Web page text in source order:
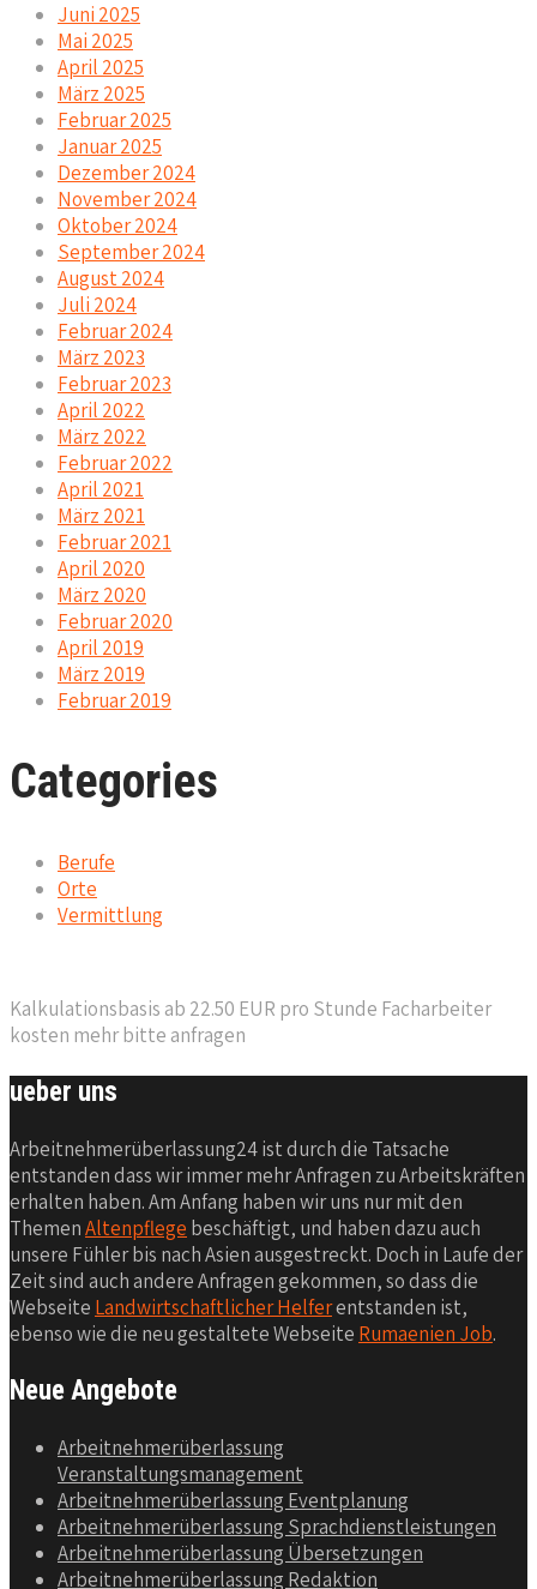
Juni 2025
Mai 2025
April 2025
März 2025
Februar 2025
Januar 2025
Dezember 2024
November 2024
Oktober 2024
September 2024
August 2024
Juli 2024
Februar 2024
März 2023
Februar 2023
April 2022
März 2022
Februar 2022
April 2021
März 2021
Februar 2021
April 2020
März 2020
Februar 2020
April 2019
März 2019
Februar 2019
Categories
Berufe
Orte
Vermittlung
Kalkulationsbasis ab 22.50 EUR pro Stunde Facharbeiter
kosten mehr bitte anfragen
ueber uns
Arbeitnehmerüberlassung24 ist durch die Tatsache
entstanden dass wir immer mehr Anfragen zu Arbeitskräften
erhalten haben. Am Anfang haben wir uns nur mit den
ThemenAltenpflege beschäftigt, und haben dazu auch
unsere Fühler bis nach Asien ausgestreckt. Doch in Laufe der
Zeit sind auch andere Anfragen gekommen, so dass die
Webseite Landwirtschaftlicher Helferentstanden ist,
ebenso wie die neu gestaltete Webseite Rumaenien Job.
Neue Angebote
Arbeitnehmerüberlassung
Veranstaltungsmanagement
Arbeitnehmerüberlassung Eventplanung
Arbeitnehmerüberlassung Sprachdienstleistungen
Arbeitnehmerüberlassung Übersetzungen
Arbeitnehmerüberlassung Redaktion